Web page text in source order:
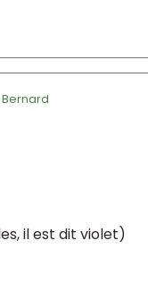
Bernard
il est dit violet)